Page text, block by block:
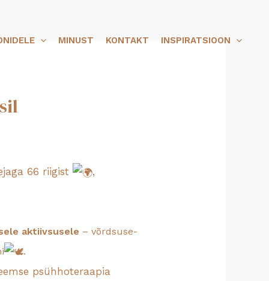
MINUST KONTAKT INSPIRATSIOON
66 riigist ,
aktiivsusele – võrdsuse-
.
psühhoteraapia